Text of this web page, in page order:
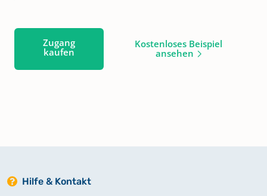
Zugang
kaufen
Kostenloses Beispiel
ansehen
Hilfe & Kontakt